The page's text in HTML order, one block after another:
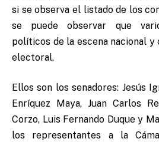
si se observa el listado de los
se puede observar que
políticos de la escena nacional
electoral.
Ellos son los senadores: Jesús
Enríquez Maya, Juan Carlos
Corzo, Luis Fernando Duque y
los representantes a la